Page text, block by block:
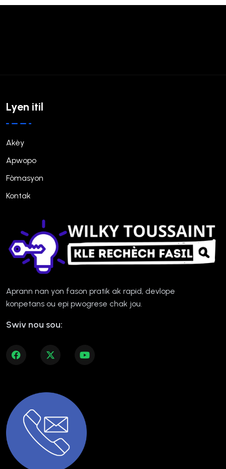
Lyen itil
Akèy
Apwopo
Fòmasyon
Kontak
Aprann nan yon fason pratik ak rapid, devlope
konpetans ou epi pwogrese chak jou.
Swiv nou sou: